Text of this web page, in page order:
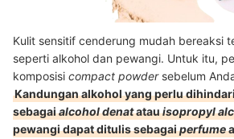
Kulit sensitif cenderung mudah bereaksi
seperti alkohol dan pewangi. Untuk itu,
komposisi compact powder sebelum
Kandungan alkohol yang perlu
sebagaialcohol denatatauisopropyl
pewangi dapat ditulis sebagaiperfume